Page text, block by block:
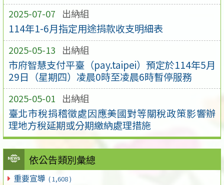
2025-07-07 出納組
114年1-6月指定用途捐款收支明細表
2025-05-13 出納組
市府智慧支付平臺（pay.taipei）預定於114年5月
29日（星期四）凌晨0時至凌晨6時暫停服務
2025-05-01 出納組
臺北市稅捐稽徵處因應美國對等關稅政策影響辦
理地方稅延期或分期繳納處理措施
依公告類別彙總
重要宣導 ( 1,608 )